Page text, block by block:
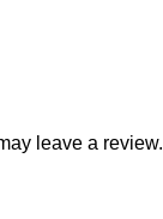
leave a review.